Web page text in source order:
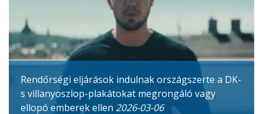
Rendőrségi eljárások indulnak országszerte a DK-
s villanyoszlop-plakátokat megrongáló vagy
ellopó emberek ellen 2026-03-06